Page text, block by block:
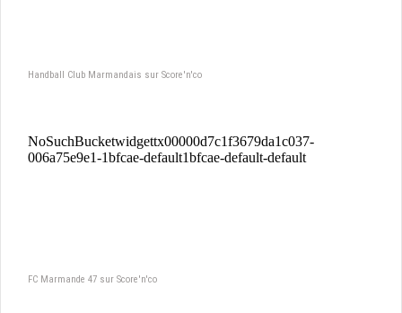
Handball Club Marmandais sur Score'n'co
FC Marmande 47 sur Score'n'co